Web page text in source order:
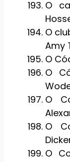
O
O
Amy
O
O
O
O
O